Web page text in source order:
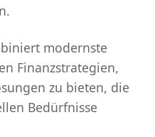
modernste
Finanzstrategien,
zu bieten, die
Bedürfnisse